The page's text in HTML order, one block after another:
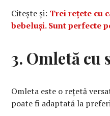
Citește și: Trei rețete cu
bebeluși. Sunt perfecte
3. Omletă cu
Omleta este o rețetă
poate fi adaptată la